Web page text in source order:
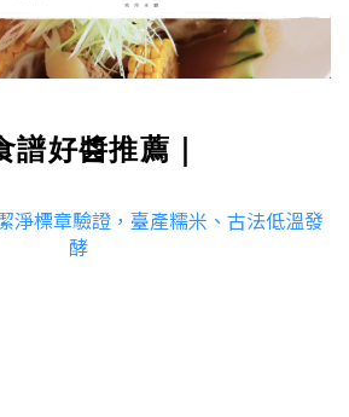
譜好醬推薦｜